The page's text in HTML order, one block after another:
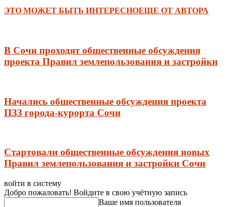
ЭТО МОЖЕТ БЫТЬ ИНТЕРЕСНОЕЩЕ ОТ АВТОРА
В Сочи проходят общественные обсуждения
проекта Правил землепользования и застройки
Начались общественные обсуждения проекта
ПЗЗ города-курорта Сочи
Стартовали общественные обсуждения новых
Правил землепользования и застройки Сочи
войти в систему
Добро пожаловать! Войдите в свою учётную запись
Ваше имя пользователя